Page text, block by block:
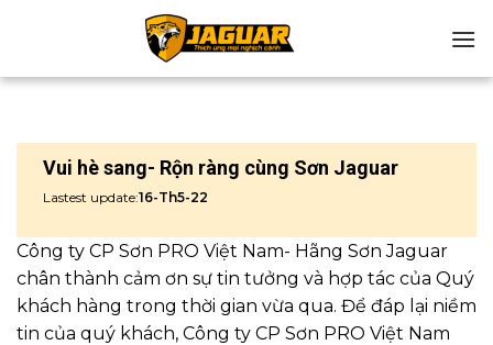
Vui hè sang- Rộn ràng cùng Sơn Jaguar
Lastest update:16-Th5-22
Công ty CP Sơn PRO Việt Nam- Hãng Sơn Jaguar
chân thành cảm ơn sự tin tưởng và hợp tác của Quý
khách hàng trong thời gian vừa qua. Để đáp lại niềm
tin của quý khách, Công ty CP Sơn PRO Việt Nam